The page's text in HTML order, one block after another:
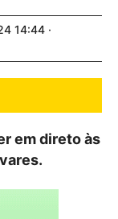
14:44
em direto às